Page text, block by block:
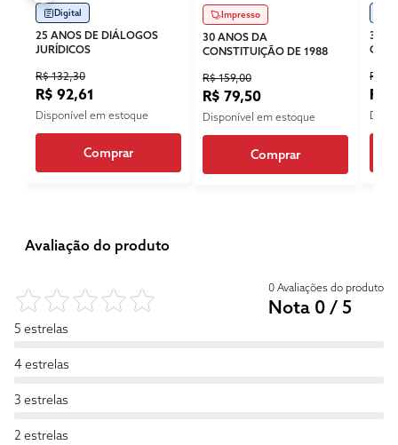
Digital
25 ANOS DE DIÁLOGOS
JURÍDICOS
R$ 132,30
R$ 92,61
Disponível em estoque
Comprar
Impresso
30 ANOS DA
CONSTITUIÇÃO DE 1988
R$ 159,00
R$ 79,50
Disponível em estoque
Comprar
30
R$
R$
Avaliação do produto
0 Avaliações do produto
Nota 0 / 5
5 estrelas
4 estrelas
3 estrelas
2 estrelas